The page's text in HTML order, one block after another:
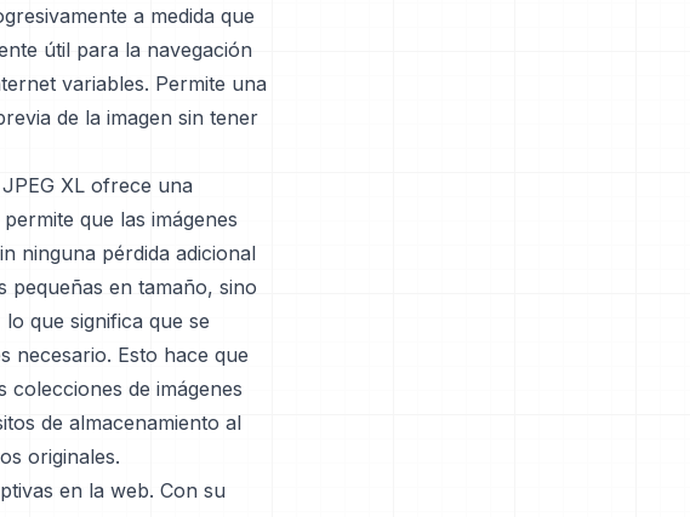
a medida que
útil para la navegación
variables. Permite una
de la imagen sin tener
XL ofrece una
que las imágenes
ninguna pérdida adicional
pequeñas en tamaño, sino
que significa que se
necesario. Esto hace que
de imágenes
de almacenamiento al
originales.
en la web. Con su